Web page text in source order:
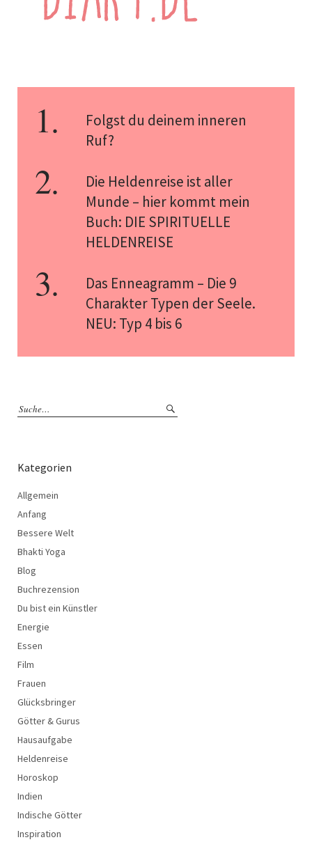
Folgst du deinem inneren
Ruf?
Die Heldenreise ist aller
Munde – hier kommt mein
Buch: DIE SPIRITUELLE
HELDENREISE
Das Enneagramm – Die 9
Charakter Typen der Seele.
NEU: Typ 4 bis 6
Kategorien
Allgemein
Anfang
Bessere Welt
Bhakti Yoga
Blog
Buchrezension
Du bist ein Künstler
Energie
Essen
Film
Frauen
Glücksbringer
Götter & Gurus
Hausaufgabe
Heldenreise
Horoskop
Indien
Indische Götter
Inspiration